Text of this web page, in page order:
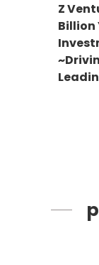
Z
Billion